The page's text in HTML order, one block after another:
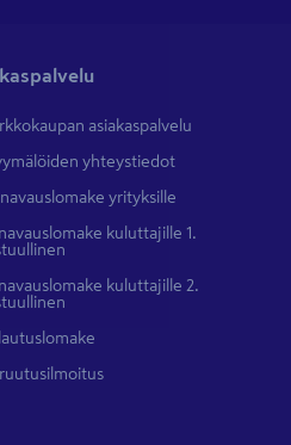
asiakaspalvelu
yhteystiedot
yrityksille
kuluttajille 1.
kuluttajille 2.